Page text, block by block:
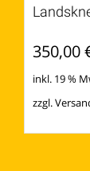
350,00
inkl. 19 %
zzgl.